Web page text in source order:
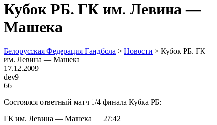
Кубок РБ. ГК им. Левина —
Машека
Белорусская Федерация Гандбола > Новости > Кубок РБ. ГК
им. Левина — Машека
17.12.2009
dev9
66
Состоялся ответный матч 1/4 финала Кубка РБ:
ГК им. Левина — Машека 27:42